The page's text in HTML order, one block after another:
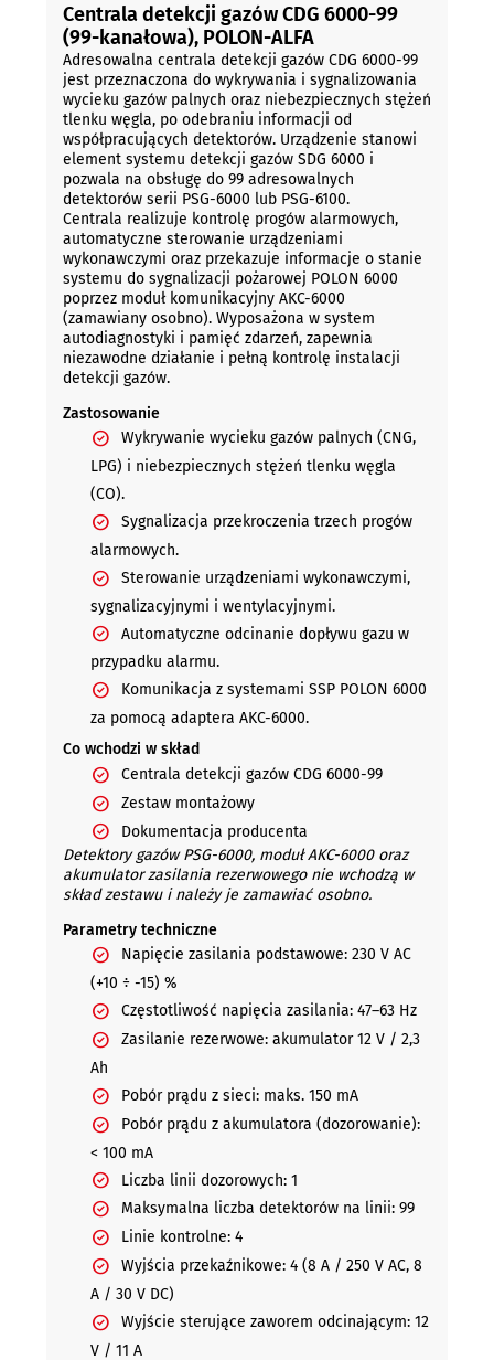
Centrala detekcji gazów CDG 6000-99
(99-kanałowa), POLON-ALFA
Adresowalna centrala detekcji gazów CDG 6000-99
jest przeznaczona do wykrywania i sygnalizowania
wycieku gazów palnych oraz niebezpiecznych stężeń
tlenku węgla, po odebraniu informacji od
współpracujących detektorów. Urządzenie stanowi
element systemu detekcji gazów SDG 6000 i
pozwala na obsługę do 99 adresowalnych
detektorów serii PSG-6000 lub PSG-6100.
Centrala realizuje kontrolę progów alarmowych,
automatyczne sterowanie urządzeniami
wykonawczymi oraz przekazuje informacje o stanie
systemu do sygnalizacji pożarowej POLON 6000
poprzez moduł komunikacyjny AKC-6000
(zamawiany osobno). Wyposażona w system
autodiagnostyki i pamięć zdarzeń, zapewnia
niezawodne działanie i pełną kontrolę instalacji
detekcji gazów.
Zastosowanie
Wykrywanie wycieku gazów palnych (CNG,
LPG) i niebezpiecznych stężeń tlenku węgla
(CO).
Sygnalizacja przekroczenia trzech progów
alarmowych.
Sterowanie urządzeniami wykonawczymi,
sygnalizacyjnymi i wentylacyjnymi.
Automatyczne odcinanie dopływu gazu w
przypadku alarmu.
Komunikacja z systemami SSP POLON 6000
za pomocą adaptera AKC-6000.
Co wchodzi w skład
Centrala detekcji gazów CDG 6000-99
Zestaw montażowy
Dokumentacja producenta
Detektory gazów PSG-6000, moduł AKC-6000 oraz
akumulator zasilania rezerwowego nie wchodzą w
skład zestawu i należy je zamawiać osobno.
Parametry techniczne
Napięcie zasilania podstawowe: 230 V AC
(+10 ÷ -15) %
Częstotliwość napięcia zasilania: 47–63 Hz
Zasilanie rezerwowe: akumulator 12 V / 2,3
Ah
Pobór prądu z sieci: maks. 150 mA
Pobór prądu z akumulatora (dozorowanie):
< 100 mA
Liczba linii dozorowych: 1
Maksymalna liczba detektorów na linii: 99
Linie kontrolne: 4
Wyjścia przekaźnikowe: 4 (8 A / 250 V AC, 8
A / 30 V DC)
Wyjście sterujące zaworem odcinającym: 12
V / 11 A